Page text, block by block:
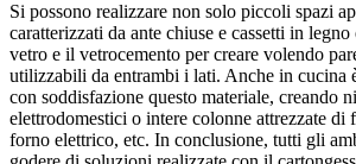
Si possono realizzare non solo piccoli spazi
caratterizzati da ante chiuse e cassetti in
vetro e il vetrocemento per creare volendo
utilizzabili da entrambi i lati. Anche in cucina
con soddisfazione questo materiale, creando
elettrodomestici o intere colonne attrezzate
forno elettrico, etc. In conclusione, tutti gli